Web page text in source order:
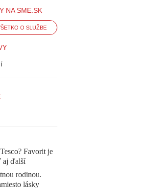
NA SME.SK
O SLUŽBE
Favorit je
aj ďalší
rodinou.
lásky